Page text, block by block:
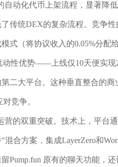
自动化代币上架流程，显著降
传统DEX的复杂流程。竞争性
式（将协议收入的0.05%分配
动性优势——上线仅10天便实现
二大平台。这种垂直整合的商
竞争。
营的双重突破。技术上，平台
合方案，集成LayerZero和
Pump.fun 原有的聊天功能，